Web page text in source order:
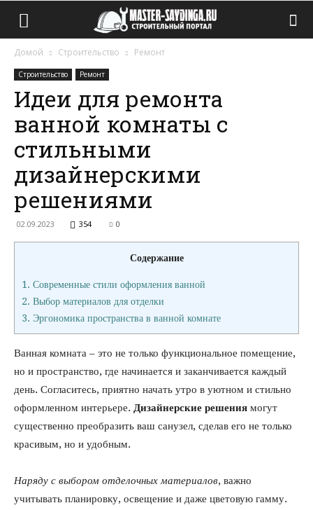
Домой Строительство Ремонт
Строительство Ремонт
Идеи для ремонта
ванной комнаты с
стильными
дизайнерскими
решениями
02.09.2023 354 0
Содержание
1. Современные стили оформления ванной
2. Выбор материалов для отделки
3. Эргономика пространства в ванной комнате
Ванная комната – это не только функциональное помещение,
но и пространство, где начинается и заканчивается каждый
день. Согласитесь, приятно начать утро в уютном и стильно
оформленном интерьере. Дизайнерские решения могут
существенно преобразить ваш санузел, сделав его не только
красивым, но и удобным.
Наряду с выбором отделочных материалов, важно
учитывать планировку, освещение и даже цветовую гамму.